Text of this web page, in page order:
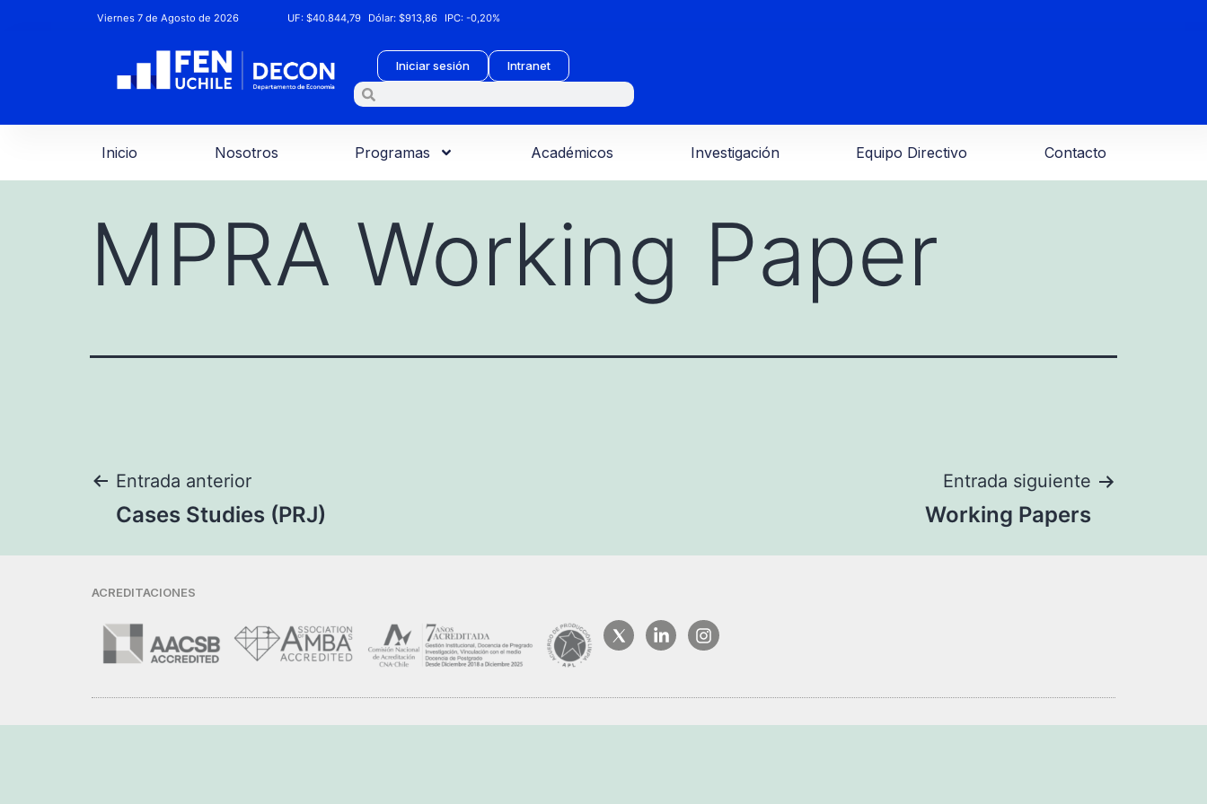
Viernes 7 de Agosto de 2026 UF:$40.844,79 Dólar:$913,86 IPC:-0,20%
Iniciar sesión Intranet
Inicio Nosotros Programas Académicos Investigación Equipo Directivo Contacto
MPRA Working Paper
Entrada anterior
Cases Studies (PRJ)
Entrada siguiente
Working Papers
ACREDITACIONES